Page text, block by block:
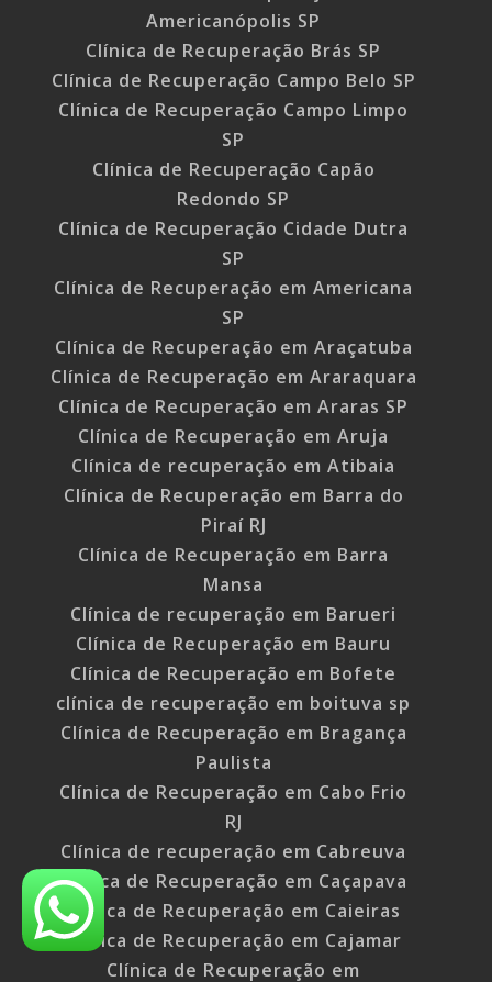
Americanópolis SP
Clínica de Recuperação Brás SP
Clínica de Recuperação Campo Belo SP
Clínica de Recuperação Campo Limpo
SP
Clínica de Recuperação Capão
Redondo SP
Clínica de Recuperação Cidade Dutra
SP
Clínica de Recuperação em Americana
SP
Clínica de Recuperação em Araçatuba
Clínica de Recuperação em Araraquara
Clínica de Recuperação em Araras SP
Clínica de Recuperação em Aruja
Clínica de recuperação em Atibaia
Clínica de Recuperação em Barra do
Piraí RJ
Clínica de Recuperação em Barra
Mansa
Clínica de recuperação em Barueri
Clínica de Recuperação em Bauru
Clínica de Recuperação em Bofete
clínica de recuperação em boituva sp
Clínica de Recuperação em Bragança
Paulista
Clínica de Recuperação em Cabo Frio
RJ
Clínica de recuperação em Cabreuva
Clínica de Recuperação em Caçapava
Clínica de Recuperação em Caieiras
Clínica de Recuperação em Cajamar
Clínica de Recuperação em